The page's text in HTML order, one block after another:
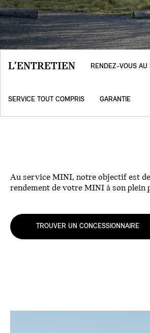
L'ENTRETIEN RENDEZ-VOUS AU
SERVICE TOUT COMPRIS GARANTIE
Au service MINI, notre objectif est de
rendement de votre MINI à son plein
TROUVER UN CONCESSIONNAIRE